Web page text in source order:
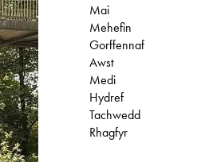
Mai
Mehefin
Gorffennaf
Awst
Medi
Hydref
Tachwedd
Rhagfyr